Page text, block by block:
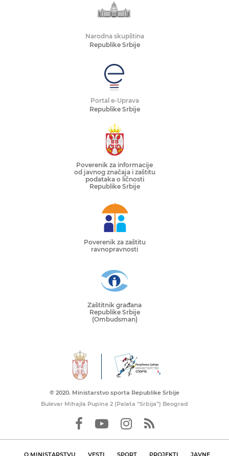
Narodna skupština
Republike Srbije
Portal e-Uprava
Republike Srbije
Poverenik za informacije
od javnog značaja i zaštitu
podataka o ličnosti
Republike Srbije
Poverenik za zaštitu
ravnopravnosti
Zaštitnik građana
Republike Srbije
(Ombudsman)
© 2020. Ministarstvo sporta Republike Srbije
Bulevar Mihajla Pupina 2 (Palata “Srbija”) Beograd
O MINISTARSTVU VESTI SPORT PROJEKTI JAVNE